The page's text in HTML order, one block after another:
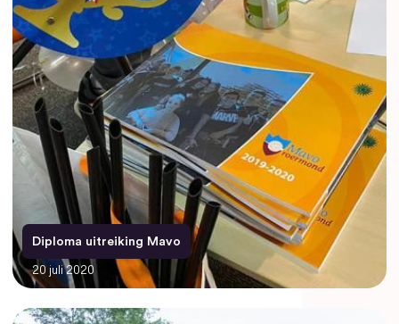
Diploma uitreiking Mavo
20 juli 2020